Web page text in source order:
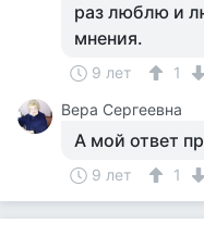
раз люблю и
мнения.
9 лет
1
Вера Сергеевна
А мой ответ
9 лет 1